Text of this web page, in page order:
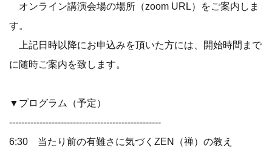
オンライン講演会場の場所（zoom URL）をご案内しま
す。
上記日時以降にお申込みを頂いた方には、開始時間まで
に随時ご案内を致します。
▼プログラム（予定）
--------------------------------------------------
6:30 当たり前の有難さに気づくZEN（禅）の教え